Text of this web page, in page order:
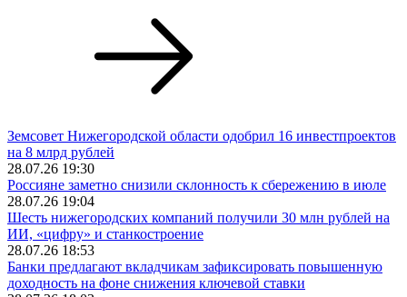
Земсовет Нижегородской области одобрил 16 инвестпроектов
на 8 млрд рублей
28.07.26 19:30
Россияне заметно снизили склонность к сбережению в июле
28.07.26 19:04
Шесть нижегородских компаний получили 30 млн рублей на
ИИ, «цифру» и станкостроение
28.07.26 18:53
Банки предлагают вкладчикам зафиксировать повышенную
доходность на фоне снижения ключевой ставки